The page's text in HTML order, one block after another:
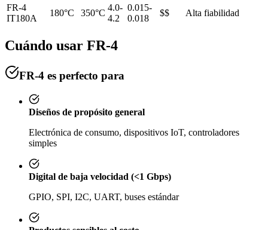
FR-4
IT180A
180°C 350°C
4.0-
4.2
0.015-
0.018
$$ Alta fiabilidad
Cuándo usar FR-4
FR-4 es perfecto para
Diseños de propósito general
Electrónica de consumo, dispositivos IoT, controladores
simples
Digital de baja velocidad (<1 Gbps)
GPIO, SPI, I2C, UART, buses estándar